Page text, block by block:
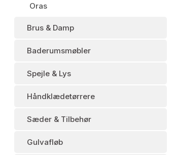
Oras
Brus & Damp
Baderumsmøbler
Spejle & Lys
Håndklædetørrere
Sæder & Tilbehør
Gulvafløb